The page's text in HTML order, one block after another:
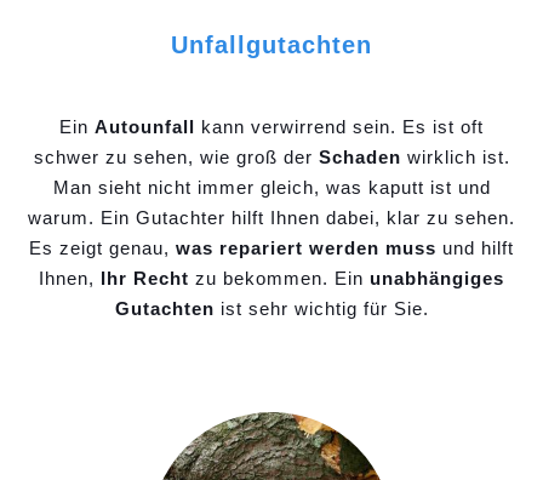
Unfallgutachten
Ein Autounfall kann verwirrend sein. Es ist oft
schwer zu sehen, wie groß der Schaden wirklich ist.
Man sieht nicht immer gleich, was kaputt ist und
warum. Ein Gutachter hilft Ihnen dabei, klar zu sehen.
Es zeigt genau, was repariert werden muss und hilft
Ihnen, Ihr Recht zu bekommen. Ein unabhängiges
Gutachten ist sehr wichtig für Sie.